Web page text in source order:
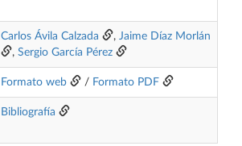
Carlos Ávila Calzada , Jaime Díaz Morlán
, Sergio García Pérez
Formato web / Formato PDF
Bibliografía